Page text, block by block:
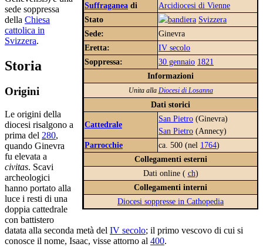
Suffraganea di
Arcidiocesi di Vienne
Stato
Svizzera
Sede:
Ginevra
Eretta:
IV secolo
Soppressa:
30 gennaio 1821
Informazioni
Unita alla Diocesi di Losanna
Dati storici
Cattedrale
San Pietro (Ginevra)
San Pietro (Annecy)
Parrocchie
ca. 500 (nel 1764)
Collegamenti esterni
Dati online ( ch)
Collegamenti interni
Diocesi soppresse in Cathopedia
sede soppressa
della Chiesa
cattolica in
Svizzera.
Storia
Origini
Le origini della
diocesi risalgono a
prima del 280,
quando Ginevra
fu elevata a
civitas. Scavi
archeologici
hanno portato alla
luce i resti di una
doppia cattedrale
con battistero
datata alla seconda metà del IV secolo; il primo vescovo di cui si
conosce il nome, Isaac, visse attorno al 400.